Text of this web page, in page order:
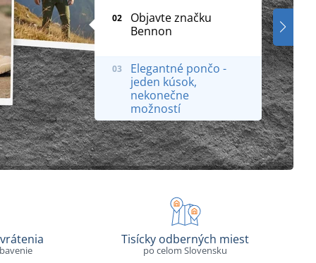
02
Objavte značku
Bennon
03
Elegantné pončo -
jeden kúsok,
nekonečne
možností
Tisícky odberných miest
po celom Slovensku